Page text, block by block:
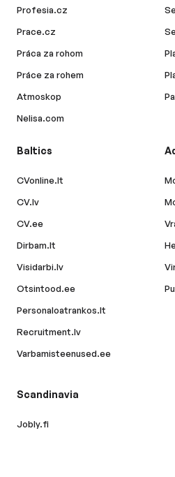
Profesia.cz
Prace.cz
Práca za rohom
Práce za rohem
Atmoskop
Nelisa.com
Baltics
CVonline.lt
CV.lv
CV.ee
Dirbam.lt
Visidarbi.lv
Otsintood.ee
Personaloatrankos.lt
Recruitment.lv
Varbamisteenused.ee
Scandinavia
Jobly.fi